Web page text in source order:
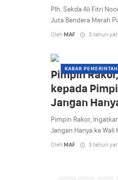
Plh. Sekda Ali Fitri
Juta Bendera Merah
Oleh MAF 3 tahun
KABAR
Pimpin
kepada
Jangan
Pimpin Rakor,
Jangan Hanya ke Wali
Oleh MAF 3 tahun